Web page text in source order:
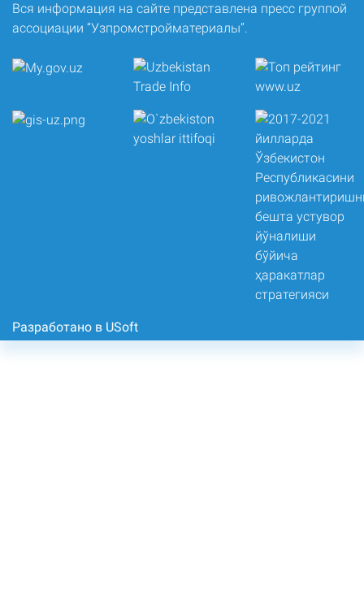
Вся информация на сайте представлена пресс группой
ассоциации “Узпромстройматериалы”.
Разработано в USoft